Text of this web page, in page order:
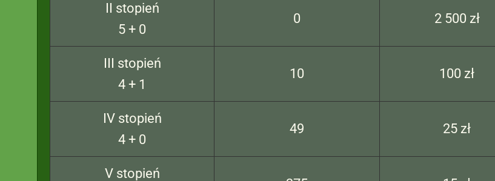
II stopień
5 + 0
0 2 500 zł
III stopień
4 + 1
10 100 zł
IV stopień
4 + 0
49 25 zł
V stopień